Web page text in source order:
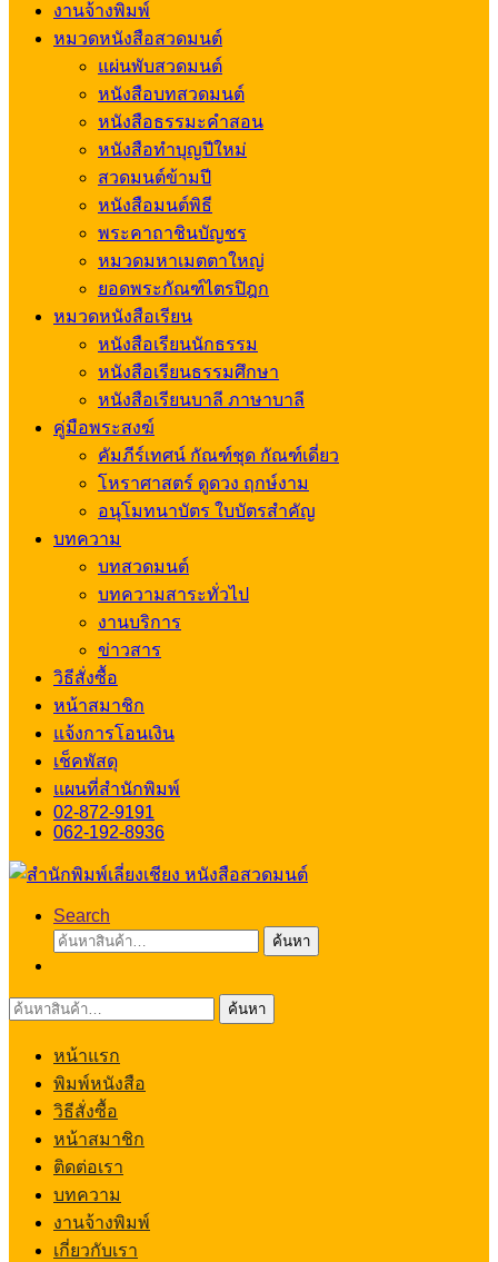
งานจ้างพิมพ์
หมวดหนังสือสวดมนต์
แผ่นพับสวดมนต์
หนังสือบทสวดมนต์
หนังสือธรรมะคำสอน
หนังสือทำบุญปีใหม่
สวดมนต์ข้ามปี
หนังสือมนต์พิธี
พระคาถาชินบัญชร
หมวดมหาเมตตาใหญ่
ยอดพระกัณฑ์ไตรปิฎก
หมวดหนังสือเรียน
หนังสือเรียนนักธรรม
หนังสือเรียนธรรมศึกษา
หนังสือเรียนบาลี ภาษาบาลี
คู่มือพระสงฆ์
คัมภีร์เทศน์ กัณฑ์ชุด กัณฑ์เดี่ยว
โหราศาสตร์ ดูดวง ฤกษ์งาม
อนุโมทนาบัตร ใบบัตรสำคัญ
บทความ
บทสวดมนต์
บทความสาระทั่วไป
งานบริการ
ข่าวสาร
วิธีสั่งซื้อ
หน้าสมาชิก
แจ้งการโอนเงิน
เช็คพัสดุ
แผนที่สำนักพิมพ์
02-872-9191
062-192-8936
Search
ค้นหา:
ค้นหา
ค้นหา: ค้นหา
หน้าแรก
พิมพ์หนังสือ
วิธีสั่งซื้อ
หน้าสมาชิก
ติดต่อเรา
บทความ
งานจ้างพิมพ์
เกี่ยวกับเรา